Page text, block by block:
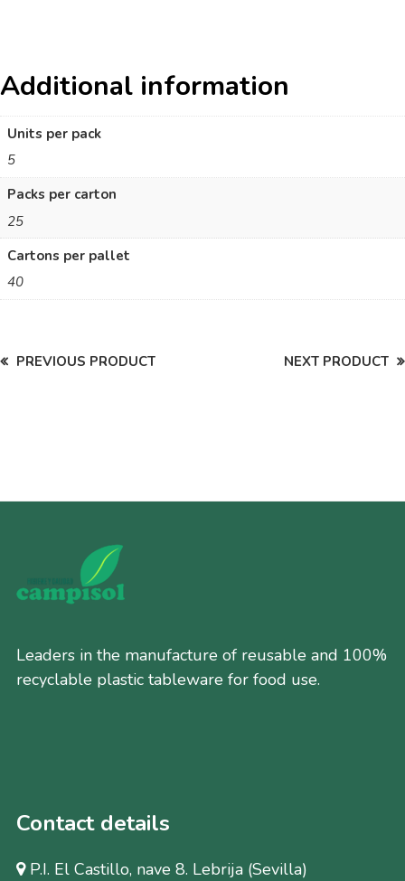
Additional information
Units per pack
5
Packs per carton
25
Cartons per pallet
40
PREVIOUS PRODUCT NEXT PRODUCT
Leaders in the manufacture of reusable and 100%
recyclable plastic tableware for food use.
Contact details
P.I. El Castillo, nave 8. Lebrija (Sevilla)